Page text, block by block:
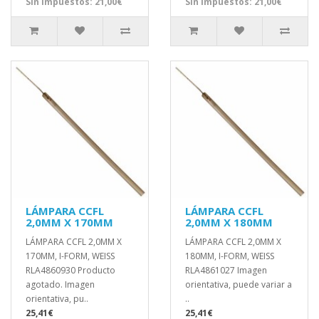
LÁMPARA CCFL
2,0MM X 170MM
LÁMPARA CCFL 2,0MM X
170MM, I-FORM, WEISS
RLA4860930 Producto
agotado. Imagen
orientativa, pu..
25,41€
LÁMPARA CCFL
2,0MM X 180MM
LÁMPARA CCFL 2,0MM X
180MM, I-FORM, WEISS
RLA4861027 Imagen
orientativa, puede variar a
..
25,41€